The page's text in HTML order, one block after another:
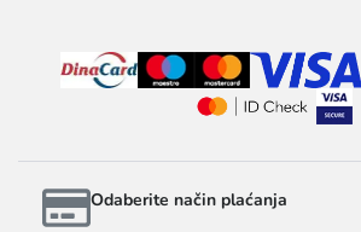
Odaberite način plaćanja